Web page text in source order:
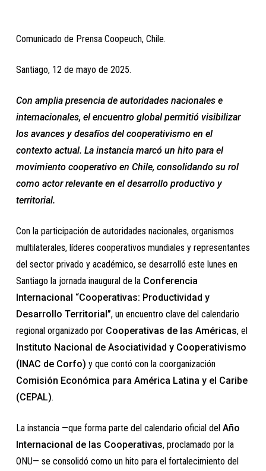
Comunicado de Prensa Coopeuch, Chile.
Santiago, 12 de mayo de 2025.
Con amplia presencia de autoridades nacionales e
internacionales, el encuentro global permitió visibilizar
los avances y desafíos del cooperativismo en el
contexto actual. La instancia marcó un hito para el
movimiento cooperativo en Chile, consolidando su rol
como actor relevante en el desarrollo productivo y
territorial.
Con la participación de autoridades nacionales, organismos
multilaterales, líderes cooperativos mundiales y representantes
del sector privado y académico, se desarrolló este lunes en
Santiago la jornada inaugural de la Conferencia
Internacional “Cooperativas: Productividad y
Desarrollo Territorial”, un encuentro clave del calendario
regional organizado por Cooperativas de las Américas, el
Instituto Nacional de Asociatividad y Cooperativismo
(INAC de Corfo) y que contó con la coorganización
Comisión Económica para América Latina y el Caribe
(CEPAL).
La instancia —que forma parte del calendario oficial del Año
Internacional de las Cooperativas, proclamado por la
ONU— se consolidó como un hito para el fortalecimiento del